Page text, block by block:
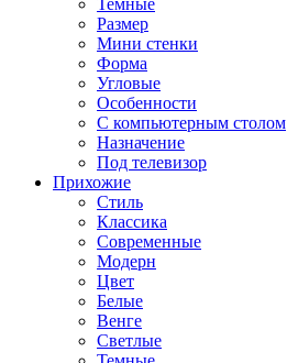
Темные
Размер
Мини стенки
Форма
Угловые
Особенности
С компьютерным столом
Назначение
Под телевизор
Прихожие
Стиль
Классика
Современные
Модерн
Цвет
Белые
Венге
Светлые